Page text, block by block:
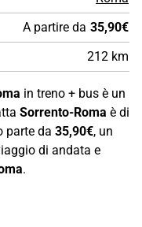
A partire da 35,90€
212 km
in treno + bus è un
Sorrento-Roma è di
parte da 35,90€, un
di andata e
.